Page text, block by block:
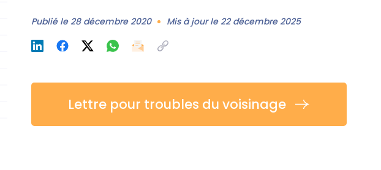
Publié le 28 décembre 2020 Mis à jour le 22 décembre 2025
Lettre pour troubles du voisinage